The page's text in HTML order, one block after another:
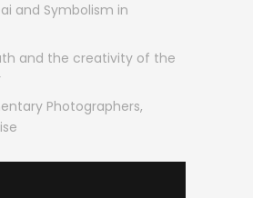
and Symbolism in
and the creativity of the
Photographers,